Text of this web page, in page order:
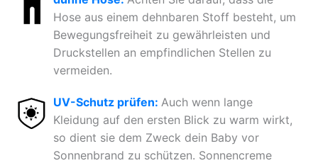
Hose aus einem dehnbaren Stoff besteht, um
Bewegungsfreiheit zu gewährleisten und
Druckstellen an empfindlichen Stellen zu
vermeiden.
UV-Schutz prüfen: Auch wenn lange
Kleidung auf den ersten Blick zu warm wirkt,
so dient sie dem Zweck dein Baby vor
Sonnenbrand zu schützen. Sonnencreme